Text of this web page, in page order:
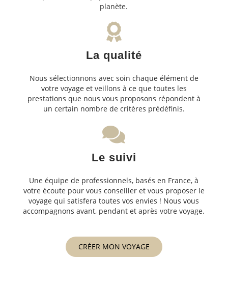
planète.
La qualité
Nous sélectionnons avec soin chaque élément de
votre voyage et veillons à ce que toutes les
prestations que nous vous proposons répondent à
un certain nombre de critères prédéfinis.
Le suivi
Une équipe de professionnels, basés en France, à
votre écoute pour vous conseiller et vous proposer le
voyage qui satisfera toutes vos envies ! Nous vous
accompagnons avant, pendant et après votre voyage.
CRÉER MON VOYAGE